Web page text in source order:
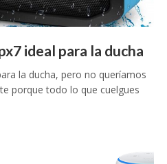
ideal para la ducha
la ducha, pero no queríamos
porque todo lo que cuelgues